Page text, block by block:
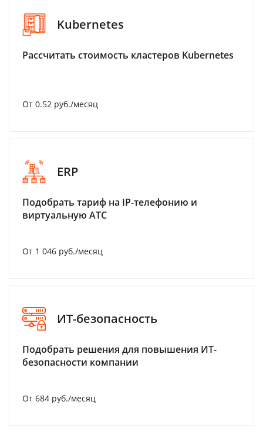
Kubernetes
Рассчитать стоимость кластеров Kubernetes
От 0.52 руб./месяц
ERP
Подобрать тариф на IP-телефонию и
виртуальную АТС
От 1 046 руб./месяц
ИТ-безопасность
Подобрать решения для повышения ИТ-
безопасности компании
От 684 руб./месяц